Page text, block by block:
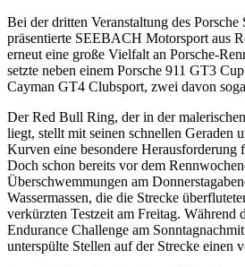
Bei der dritten Veranstaltung des
präsentierte SEEBACH Motorsport aus
erneut eine große Vielfalt an Porsche-
setzte neben einem Porsche 911 GT3
Cayman GT4 Clubsport, zwei davon
Der Red Bull Ring, der in der
liegt, stellt mit seinen schnellen Geraden
Kurven eine besondere Herausforderung
Doch schon bereits vor dem
Überschwemmungen am
Wassermassen, die die Strecke
verkürzten Testzeit am Freitag. Während
Endurance Challenge am
unterspülte Stellen auf der Strecke einen